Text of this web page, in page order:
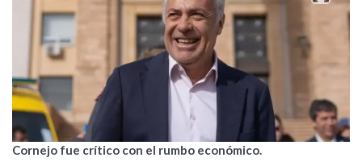
Cornejo fue crítico con el rumbo económico.